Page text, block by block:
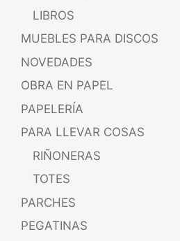
LIBROS
MUEBLES PARA DISCOS
NOVEDADES
OBRA EN PAPEL
PAPELERÍA
PARA LLEVAR COSAS
RIÑONERAS
TOTES
PARCHES
PEGATINAS